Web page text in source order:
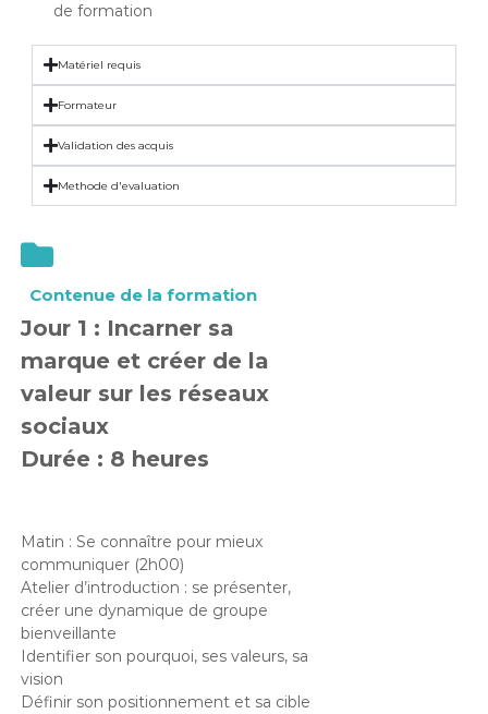
de formation
Matériel requis
Formateur
Validation des acquis
Methode d'evaluation
Contenue de la formation
Jour 1 : Incarner sa
marque et créer de la
valeur sur les réseaux
sociaux
Durée : 8 heures
Matin : Se connaître pour mieux
communiquer (2h00)
Atelier d’introduction : se présenter,
créer une dynamique de groupe
bienveillante
Identifier son pourquoi, ses valeurs, sa
vision
Définir son positionnement et sa cible